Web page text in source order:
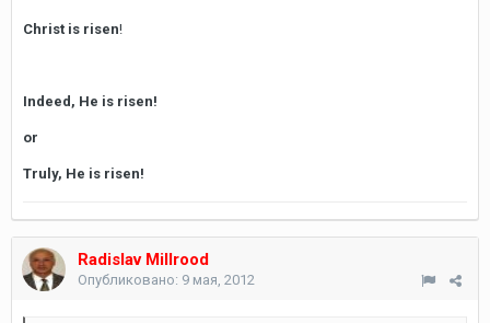
Christ is risen!
Indeed, He is risen!
or
Truly, He is risen!
Radislav Millrood
Опубликовано: 9 мая, 2012